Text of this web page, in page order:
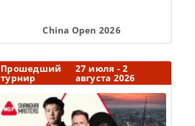
Сhina Open 2026
Прошедший
турнир
27 июля - 2
августа 2026